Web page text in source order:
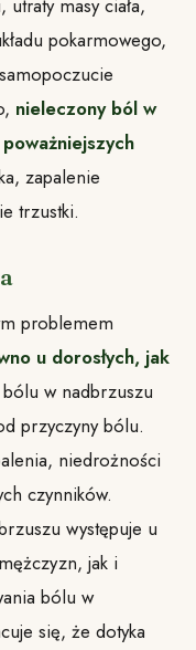
masy ciała,
pokarmowego,
nieleczony ból w
zapalenie
trzustki.
problemem
u dorosłych, jak
w nadbrzuszu
przyczyny bólu.
niedrożności
czynników.
występuje u
jak i
bólu w
się, że dotyka